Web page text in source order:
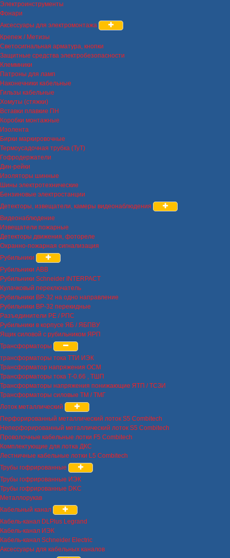
Электроинструменты
Фонари
Аксессуары для электромонтажа
Крепеж / Метизы
Светосигнальная арматура, кнопки
Защитные средства электробезопасности
Клеммники
Патроны для ламп
Наконечники кабельные
Гильзы кабельные
Хомуты (стяжки)
Вставки плавкие ПН
Коробки монтажные
Изолента
Бирки маркировочные
Термоусадочная трубка (ТуТ)
Гофродержатели
Дин-рейки
Изоляторы шинные
Шины электротехнические
Бензиновые электростанции
Детекторы, извещатели, камеры видеонаблюдения
Видеонаблюдение
Извещатели пожарные
Детекторы движения, фотореле
Охранно-пожарная сигнализация
Рубильники
Рубильники ABB
Рубильники Schneider INTERPACT
Кулачковый переключатель
Рубильники ВР-32 на одно направление
Рубильники ВР-32 перекидные
Разъединители РЕ / РПС
Рубильники в корпусе ЯБ / ЯБПВУ
Ящик силовой с рубильником ЯРП
Трансформаторы
трансформаторы тока ТТИ ИЭК
Трансформатор напряжения ОСМ
Трансформаторы тока Т-0.66 , ТШП
Трансформаторы напряжения понижающие ЯТП / ТСЗИ
Трансформаторы силовые ТМ / ТМГ
Лоток металлический
Перфорированный металлический лоток S5 Combitech
Неперфорированный металлический лоток S5 Combitech
Проволочные кабельные лотки F5 Combitech
Комплектующие для лотка ДКС
Лестничные кабельные лотки L5 Combitech
Трубы гофрированные
Трубы гофрированные ИЭК
Трубы гофрированные DKC
Металлорукав
Кабельный канал
Кабель-канал DLPlus Legrand
Кабель-канал ИЭК
Кабель-канал Schneider Electric
Аксессуары для кабельных каналов